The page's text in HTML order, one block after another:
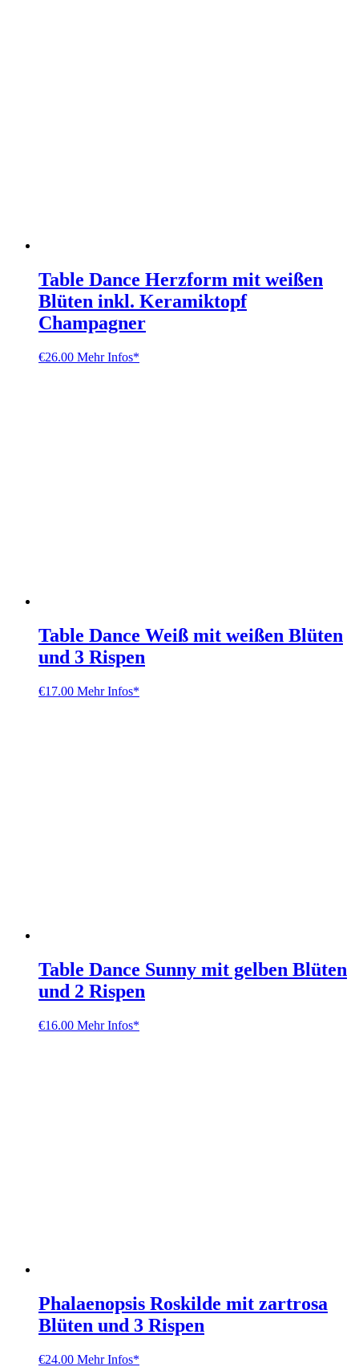
Table Dance Herzform mit weißen
Blüten inkl. Keramiktopf
Champagner
€26.00 Mehr Infos*
Table Dance Weiß mit weißen Blüten
und 3 Rispen
€17.00 Mehr Infos*
Table Dance Sunny mit gelben Blüten
und 2 Rispen
€16.00 Mehr Infos*
Phalaenopsis Roskilde mit zartrosa
Blüten und 3 Rispen
€24.00 Mehr Infos*